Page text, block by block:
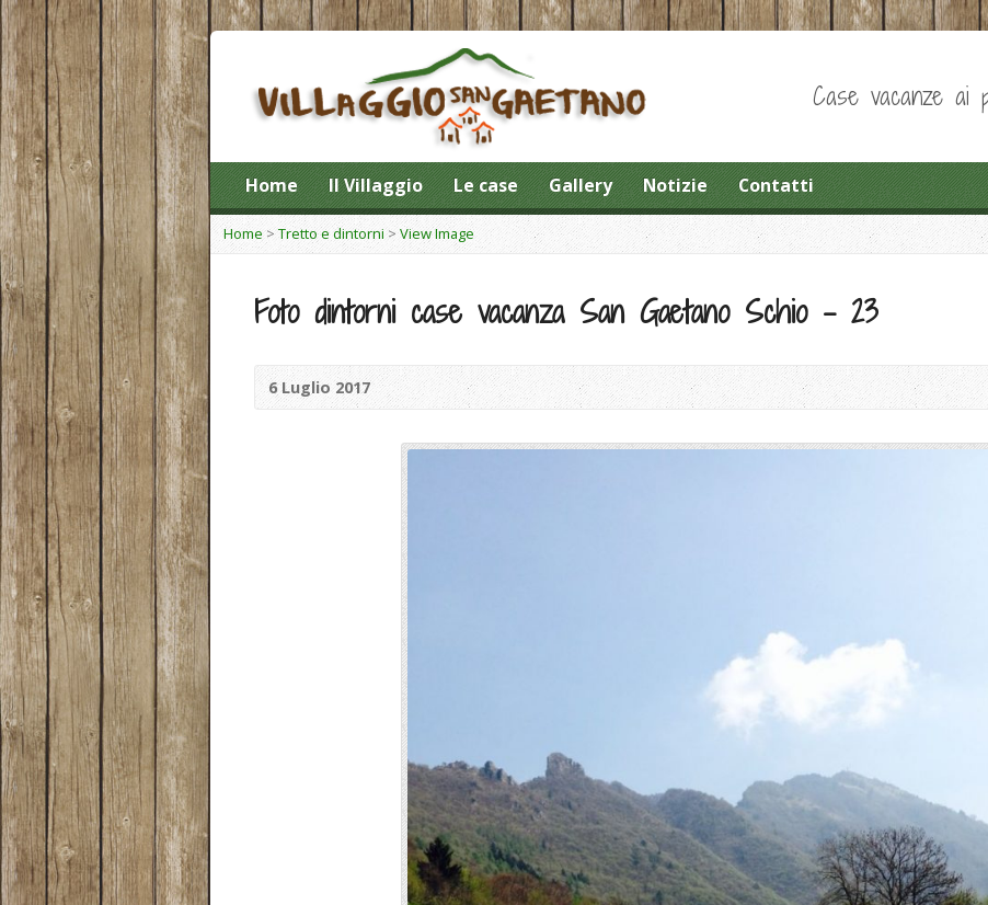
Case vacanze ai
Home Il Villaggio Le case Gallery Notizie Contatti
Home > Tretto e dintorni > View Image
Foto dintorni case vacanza San Gaetano Schio – 23
6 Luglio 2017